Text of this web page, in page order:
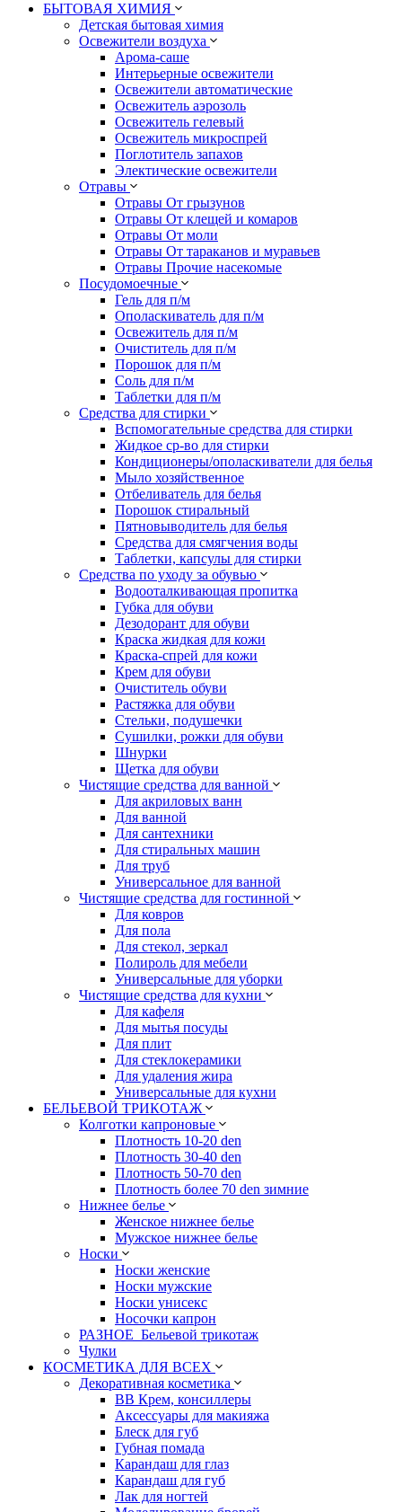
БЫТОВАЯ ХИМИЯ
Детская бытовая химия
Освежители воздуха
Арома-саше
Интерьерные освежители
Освежители автоматические
Освежитель аэрозоль
Освежитель гелевый
Освежитель микроспрей
Поглотитель запахов
Электические освежители
Отравы
Отравы От грызунов
Отравы От клещей и комаров
Отравы От моли
Отравы От тараканов и муравьев
Отравы Прочие насекомые
Посудомоечные
Гель для п/м
Ополаскиватель для п/м
Освежитель для п/м
Очиститель для п/м
Порошок для п/м
Соль для п/м
Таблетки для п/м
Средства для стирки
Вспомогательные средства для стирки
Жидкое ср-во для стирки
Кондиционеры/ополаскиватели для белья
Мыло хозяйственное
Отбеливатель для белья
Порошок стиральный
Пятновыводитель для белья
Средства для смягчения воды
Таблетки, капсулы для стирки
Средства по уходу за обувью
Водооталкивающая пропитка
Губка для обуви
Дезодорант для обуви
Краска жидкая для кожи
Краска-спрей для кожи
Крем для обуви
Очиститель обуви
Растяжка для обуви
Стельки, подушечки
Сушилки, рожки для обуви
Шнурки
Щетка для обуви
Чистящие средства для ванной
Для акриловых ванн
Для ванной
Для сантехники
Для стиральных машин
Для труб
Универсальное для ванной
Чистящие средства для гостинной
Для ковров
Для пола
Для стекол, зеркал
Полироль для мебели
Универсальные для уборки
Чистящие средства для кухни
Для кафеля
Для мытья посуды
Для плит
Для стеклокерамики
Для удаления жира
Универсальные для кухни
БЕЛЬЕВОЙ ТРИКОТАЖ
Колготки капроновые
Плотность 10-20 den
Плотность 30-40 den
Плотность 50-70 den
Плотность более 70 den зимние
Нижнее белье
Женское нижнее белье
Мужское нижнее белье
Носки
Носки женские
Носки мужские
Носки унисекс
Носочки капрон
РАЗНОЕ_Бельевой трикотаж
Чулки
КОСМЕТИКА ДЛЯ ВСЕХ
Декоративная косметика
BB Крем, консиллеры
Аксессуары для макияжа
Блеск для губ
Губная помада
Карандаш для глаз
Карандаш для губ
Лак для ногтей